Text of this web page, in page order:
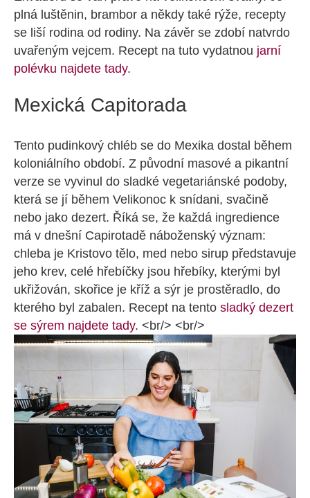
plná luštěnin, brambor a někdy také rýže, recepty
se liší rodina od rodiny. Na závěr se zdobí natvrdo
uvařeným vejcem. Recept na tuto vydatnou jarní
polévku najdete tady.
Mexická Capitorada
Tento pudinkový chléb se do Mexika dostal během
koloniálního období. Z původní masové a pikantní
verze se vyvinul do sladké vegetariánské podoby,
která se jí během Velikonoc k snídani, svačině
nebo jako dezert. Říká se, že každá ingredience
má v dnešní Capirotadě náboženský význam:
chleba je Kristovo tělo, med nebo sirup představuje
jeho krev, celé hřebíčky jsou hřebíky, kterými byl
ukřižován, skořice je kříž a sýr je prostěradlo, do
kterého byl zabalen. Recept na tento sladký dezert
se sýrem najdete tady. <br/> <br/>